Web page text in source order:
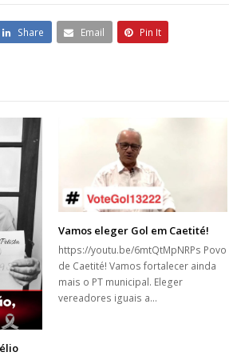
Share Email Pin It
Vamos eleger Gol em Caetité!
https://youtu.be/6mtQtMpNRPs Povo
de Caetité! Vamos fortalecer ainda
mais o PT municipal. Eleger
vereadores iguais a…